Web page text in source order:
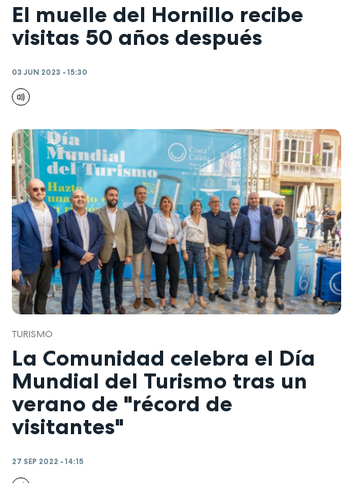
El muelle del Hornillo recibe
visitas 50 años después
03 JUN 2023 - 15:30
TURISMO
La Comunidad celebra el Día
Mundial del Turismo tras un
verano de "récord de
visitantes"
27 SEP 2022 - 14:15